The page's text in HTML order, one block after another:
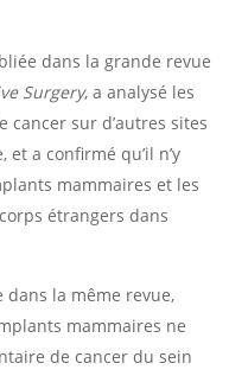
dans la grande revue
Surgery, a analysé les
sur d’autres sites
a confirmé qu’il n’y
mammaires et les
étrangers dans
la même revue,
mammaires ne
de cancer du sein